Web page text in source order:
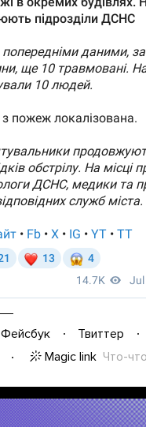
Фейсбук Твиттер
Magic link Что-